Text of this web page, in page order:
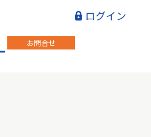
お問合せ
ログイン